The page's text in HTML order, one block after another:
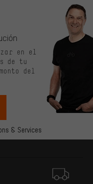
& Services
en el
de tu
del